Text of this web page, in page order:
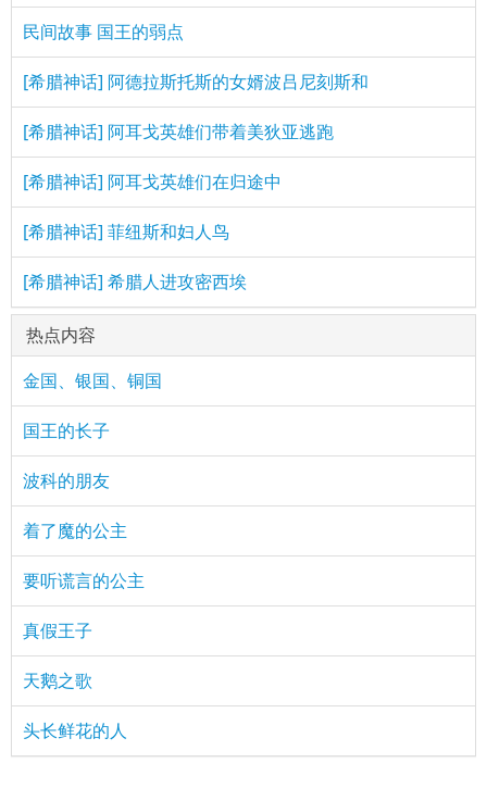
民间故事 国王的弱点
[希腊神话] 阿德拉斯托斯的女婿波吕尼刻斯和
[希腊神话] 阿耳戈英雄们带着美狄亚逃跑
[希腊神话] 阿耳戈英雄们在归途中
[希腊神话] 菲纽斯和妇人鸟
[希腊神话] 希腊人进攻密西埃
热点内容
金国、银国、铜国
国王的长子
波科的朋友
着了魔的公主
要听谎言的公主
真假王子
天鹅之歌
头长鲜花的人